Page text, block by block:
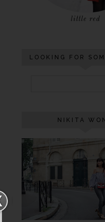
little red
LOOKING FOR
NIKITA